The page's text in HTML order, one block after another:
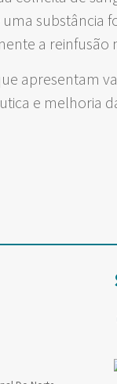
substância
a reinfusão
apresentam
e melhoria